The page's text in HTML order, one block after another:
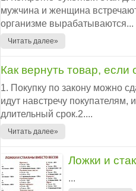
мужчина и женщина
организме вырабатываются...
Читать далее»
Как вернуть товар, если
1. Покупку по закону можно
идут навстречу покупателям,
длительный срок.2....
Читать далее»
Ложки и
...